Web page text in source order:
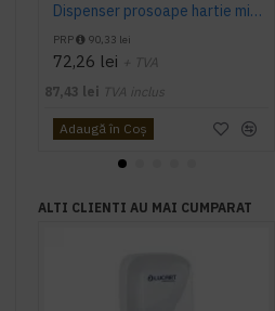
Dispenser prosoape hartie mini Tork, V Fold, alb, capacitate 300 servetele
PRP 90,33 lei
72,26 lei + TVA
87,43 lei TVA inclus
Adaugă în Coş
ALTI CLIENTI AU MAI CUMPARAT